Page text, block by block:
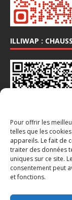
Pour offrir les
telles que les
appareils. Le fait de
traiter des données
uniques sur ce site.
consentement peut
et fonctions.
ILLIWAP :
INSTA :